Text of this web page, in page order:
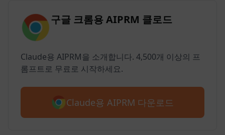
구글 크롬용 AIPRM 클로드
Claude용 AIPRM을 소개합니다. 4,500개 이상의 프
롬프트로 무료로 시작하세요.
Claude용 AIPRM 다운로드